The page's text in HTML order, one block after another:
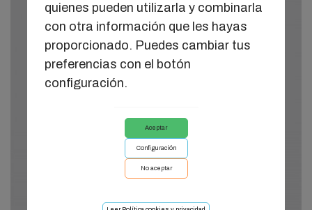
quienes pueden utilizarla y combinarla
con otra información que les hayas
proporcionado. Puedes cambiar tus
preferencias con el botón
configuración.
Aceptar
Configuración
No aceptar